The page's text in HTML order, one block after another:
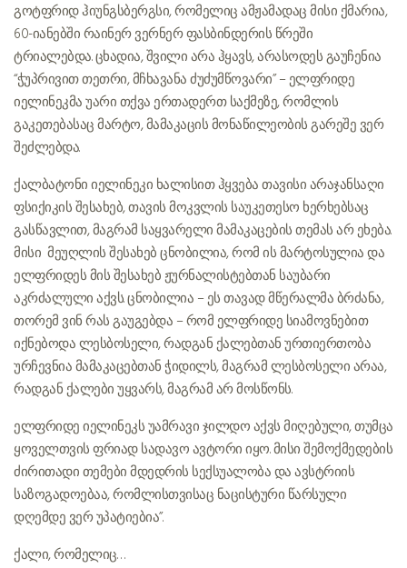
გოტფრიდ ჰიუნგსბერგსი, რომელიც ამჟამადაც მისი ქმარია,
60-იანებში რაინერ ვერნერ ფასბინდერის წრეში
ტრიალებდა. ცხადია, შვილი არა ჰყავს, არასოდეს გაუჩენია
“ჭუპრივით თეთრი, მჩხავანა ძუძუმწოვარი” – ელფრიდე
იელინეკმა უარი თქვა ერთადერთ საქმეზე, რომლის
გაკეთებასაც მარტო, მამაკაცის მონაწილეობის გარეშე ვერ
შეძლებდა.
ქალბატონი იელინეკი ხალისით ჰყვება თავისი არაჯანსაღი
ფსიქიკის შესახებ, თავის მოკვლის საუკეთესო ხერხებსაც
გასწავლით, მაგრამ საყვარელი მამაკაცების თემას არ ეხება.
მისი მეუღლის შესახებ ცნობილია, რომ ის მარტოსულია და
ელფრიდეს მის შესახებ ჟურნალისტებთან საუბარი
აკრძალული აქვს. ცნობილია – ეს თავად მწერალმა ბრძანა,
თორემ ვინ რას გაუგებდა – რომ ელფრიდე სიამოვნებით
იქნებოდა ლესბოსელი, რადგან ქალებთან ურთიერთობა
ურჩევნია მამაკაცებთან ჭიდილს, მაგრამ ლესბოსელი არაა,
რადგან ქალები უყვარს, მაგრამ არ მოსწონს.
ელფრიდე იელინეკს უამრავი ჯილდო აქვს მიღებული, თუმცა
ყოველთვის ფრიად სადავო ავტორი იყო. მისი შემოქმედების
ძირითადი თემები მდედრის სექსუალობა და ავსტრიის
საზოგადოებაა, რომლისთვისაც ნაცისტური წარსული
დღემდე ვერ უპატიებია”.
ქალი, რომელიც…